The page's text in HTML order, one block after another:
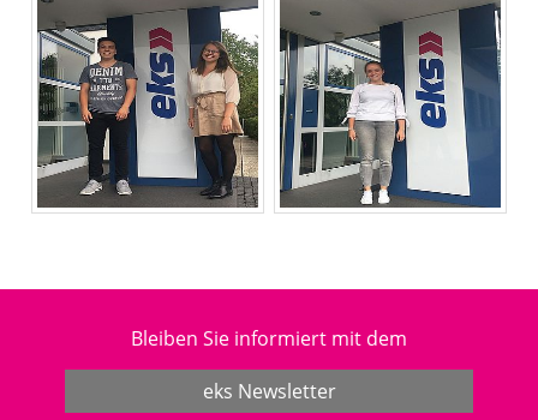
Bleiben Sie informiert mit dem
eks Newsletter